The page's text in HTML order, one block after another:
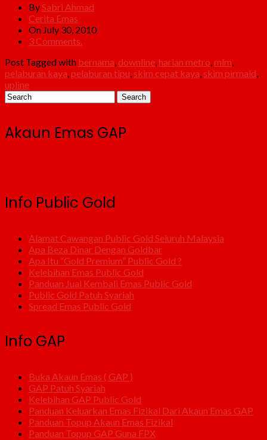
By Sabri Ahmad
Cerita Emas
On July 30, 2010
3 Comments.
Post Tagged with bernama downline harian metro mlm
pelaburan kaya pelaburan tipu skim cepat kaya skim pirmaid
upline
Akaun Emas GAP
Info Public Gold
Alamat Cawangan Public Gold Seluruh Malaysia
Apa Beza Dinar Dengan Goldbar
Apa Itu “Gold Premium” Public Gold ?
Kelebihan Emas Public Gold
Panduan Jual Kembali Emas Public Gold
Public Gold Patuh Syariah
Spread Emas Public Gold
Info GAP
Buka Akaun Emas ( GAP )
GAP Patuh Syariah
Kelebihan GAP Public Gold
Panduan Keluarkan Emas Fizikal Dari Akaun Emas GAP
Panduan Topup Akaun Emas Fizikal
Panduan Topup GAP Guna FPX